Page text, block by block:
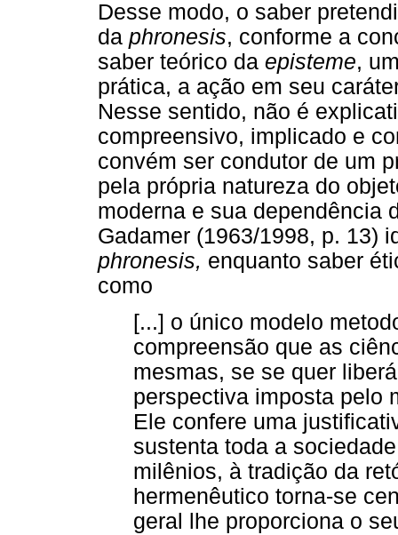
Desse modo, o saber
da phronesis, conforme a
saber teórico da episteme,
prática, a ação em seu
Nesse sentido, não é
compreensivo, implicado e
convém ser condutor de um
pela própria natureza do
moderna e sua dependência
Gadamer (1963/1998, p. 13)
phronesis, enquanto saber
como
[...] o único modelo
compreensão que as
mesmas, se se quer
perspectiva imposta pelo
Ele confere uma
sustenta toda a
milênios, à tradição da
hermenêutico torna-se
geral lhe proporciona o